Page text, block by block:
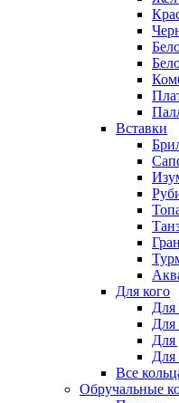
Вставки
Для кого
Для
Все
Обручальные